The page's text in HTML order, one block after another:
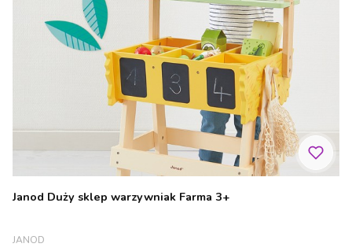
Janod Duży sklep warzywniak Farma 3+
PRODUCENT
JANOD